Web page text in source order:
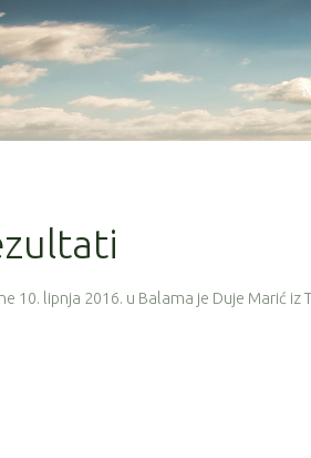
10. lipnja 2016. u Balama je Duje Marić iz